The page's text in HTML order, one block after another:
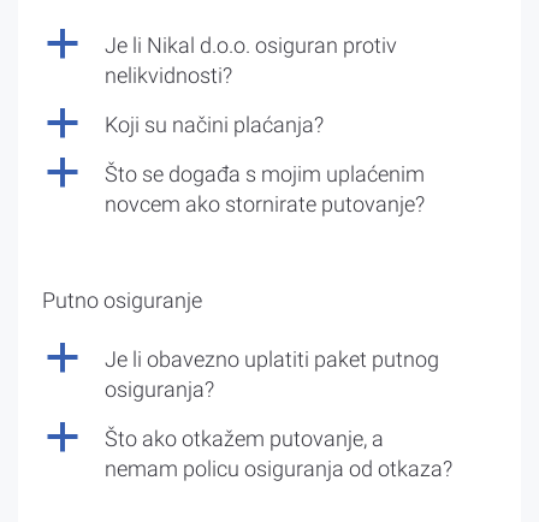
a
Je li Nikal d.o.o. osiguran protiv
nelikvidnosti?
a Koji su načini plaćanja?
a
Što se događa s mojim uplaćenim
novcem ako stornirate putovanje?
Putno osiguranje
a
Je li obavezno uplatiti paket putnog
osiguranja?
a
Što ako otkažem putovanje, a
nemam policu osiguranja od otkaza?